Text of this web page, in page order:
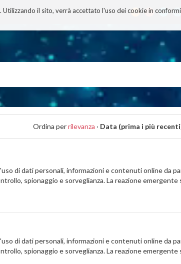
il sito, verrà accettato l'uso dei cookie in
Ordina perrilevanza · Data (prima i più
di dati personali, informazioni e contenuti online da
spionaggio e sorveglianza. La reazione
di dati personali, informazioni e contenuti online da
spionaggio e sorveglianza. La reazione